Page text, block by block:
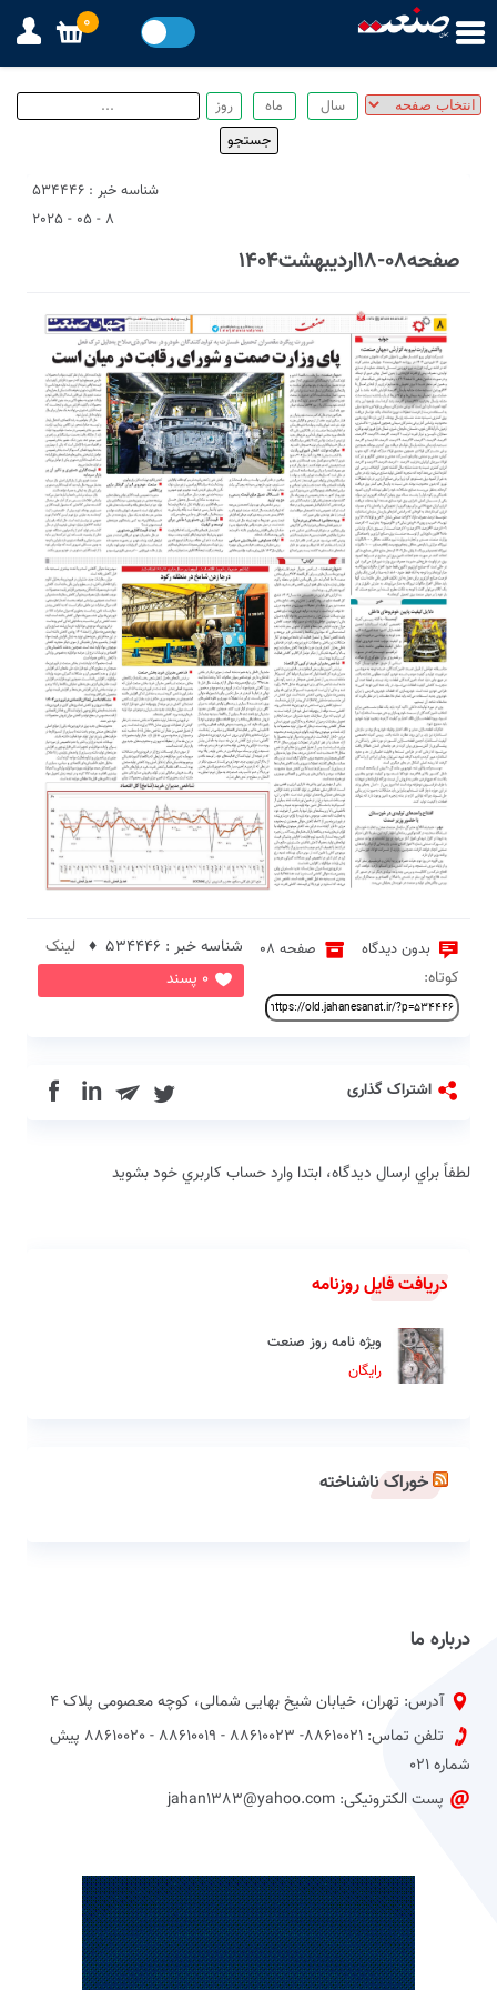
شناسه خبر : 534446
8 - 05 - 2025
صفحه08-18اردیبهشت1404
1 2
3
4
5
بدون دیدگاه صفحه 08
0 پسند
شناسه خبر : 534446 ♦
لینک
کوتاه:
اشتراک گذاری in
لطفاً براي ارسال دیدگاه، ابتدا وارد حساب كاربري خود بشويد
دریافت فایل روزنامه
ویژه نامه روز صنعت
رایگان
خوراک ناشناخته
درباره ما
آدرس: تهران، خیابان شیخ بهایی شمالی، کوچه معصومی پلاک 4
تلفن تماس: 88610021- 88610023 - 88610019 - 88610020 پیش
شماره 021
پست الکترونیکی: jahan1383@yahoo.com
0